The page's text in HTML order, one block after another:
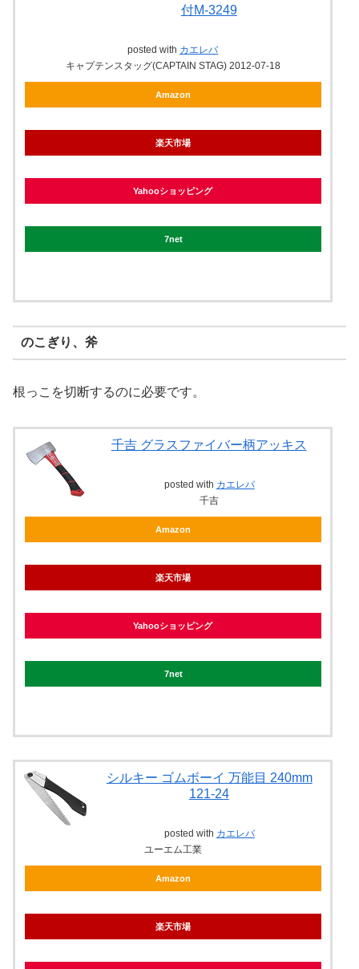
付M-3249
posted with カエレバ
キャプテンスタッグ(CAPTAIN STAG) 2012-07-18
Amazon
楽天市場
Yahooショッピング
7net
のこぎり、斧
根っこを切断するのに必要です。
千吉 グラスファイバー柄アッキス
posted with カエレバ
千吉
Amazon
楽天市場
Yahooショッピング
7net
シルキー ゴムボーイ 万能目 240mm
121-24
posted with カエレバ
ユーエム工業
Amazon
楽天市場